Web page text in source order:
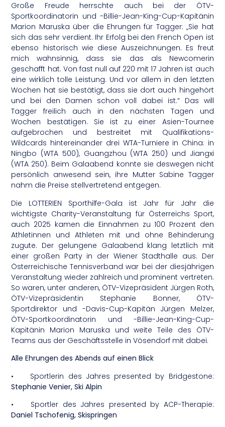
Große Freude herrschte auch bei der ÖTV-
Sportkoordinatorin und -Billie-Jean-King-Cup-Kapitänin
Marion Maruska über die Ehrungen für Tagger: „Sie hat
sich das sehr verdient. Ihr Erfolg bei den French Open ist
ebenso historisch wie diese Auszeichnungen. Es freut
mich wahnsinnig, dass sie das als Newcomerin
geschafft hat. Von fast null auf 220 mit 17 Jahren ist auch
eine wirklich tolle Leistung. Und vor allem in den letzten
Wochen hat sie bestätigt, dass sie dort auch hingehört
und bei den Damen schon voll dabei ist.“ Das will
Tagger freilich auch in den nächsten Tagen und
Wochen bestätigen. Sie ist zu einer Asien-Tournee
aufgebrochen und bestreitet mit Qualifikations-
Wildcards hintereinander drei WTA-Turniere in China: in
Ningbo (WTA 500), Guangzhou (WTA 250) und Jiangxi
(WTA 250). Beim Galaabend konnte sie deswegen nicht
persönlich anwesend sein, ihre Mutter Sabine Tagger
nahm die Preise stellvertretend entgegen.
Die LOTTERIEN Sporthilfe-Gala ist Jahr für Jahr die
wichtigste Charity-Veranstaltung für Österreichs Sport,
auch 2025 kamen die Einnahmen zu 100 Prozent den
Athletinnen und Athleten mit und ohne Behinderung
zugute. Der gelungene Galaabend klang letztlich mit
einer großen Party in der Wiener Stadthalle aus. Der
Österreichische Tennisverband war bei der diesjährigen
Veranstaltung wieder zahlreich und prominent vertreten.
So waren, unter anderen, ÖTV-Vizepräsident Jürgen Roth,
ÖTV-Vizepräsidentin Stephanie Bonner, ÖTV-
Sportdirektor und -Davis-Cup-Kapitän Jürgen Melzer,
ÖTV-Sportkoordinatorin und -Billie-Jean-King-Cup-
Kapitänin Marion Maruska und weite Teile des ÖTV-
Teams aus der Geschäftsstelle in Vösendorf mit dabei.
Alle Ehrungen des Abends auf einen Blick
• Sportlerin des Jahres presented by Bridgestone:
Stephanie Venier, Ski Alpin
• Sportler des Jahres presented by ACP-Therapie:
Daniel Tschofenig, Skispringen